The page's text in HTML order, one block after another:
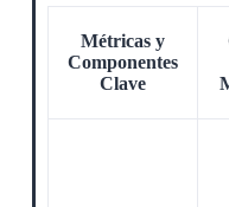
Métricas y
Componentes
Clave